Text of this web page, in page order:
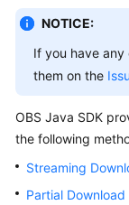
Notices
Service
Overview
Billing
Started
NOTICE:
If you have
them on the
OBS Java SDK
the following
Streaming
Partial Download